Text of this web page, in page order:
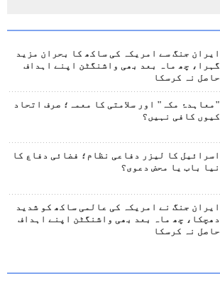
ایران جنگ سے امریکہ کی ساکھ کا بحران مزید
گہرا، چھ ماہ بعد بھی واشنگٹن اپنے اہداف
حاصل نہ کرسکا
"معاہدۂ مکہ" اور سلامتی کا معمہ؛ صرف اتحاد
کیوں کافی نہیں؟
اسرائیل کا لیزر دفاعی نظام؛ فضائی دفاع کا
نیا باب یا محض دعوی؟
ایران جنگ نے امریکہ کی عالمی ساکھ کو شدید
دھچکا، چھ ماہ بعد بھی واشنگٹن اپنے اہداف
حاصل نہ کرسکا